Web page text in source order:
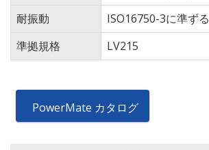
耐振動
ISO16750-3に準ずる
準拠規格
LV215
PowerMate カタログ